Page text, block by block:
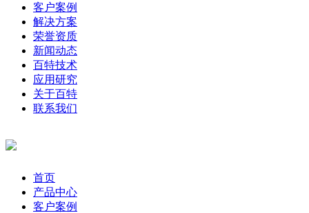
客户案例
解决方案
荣誉资质
新闻动态
百特技术
应用研究
关于百特
联系我们
首页
产品中心
客户案例